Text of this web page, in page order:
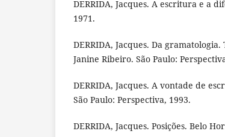
DERRIDA, Jacques. A escritura e a
1971.
DERRIDA, Jacques. Da
Janine Ribeiro. São Paulo:
DERRIDA, Jacques. A vontade de
São Paulo: Perspectiva, 1993.
DERRIDA, Jacques. Posições. Belo